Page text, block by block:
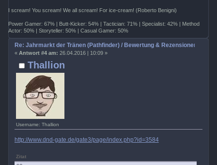
I scream! You scream! We all scream! For ice-cream! (Roberto Benigni)
Power Gamer: 67% | Butt-Kicker: 54% | Tactician: 71% | Specialist: 42% | Method
Actor: 50% | Storyteller: 50% | Casual Gamer: 50%
Thallion
Username: Thallion
Re: Jahrmarkt der Tränen (Pathfinder) / Bewertung & Rezensionen
« Antwort #4 am: 26.04.2016 | 10:09 »
http://www.dnd-gate.de/gate3/page/index.php?id=3584
Zitat